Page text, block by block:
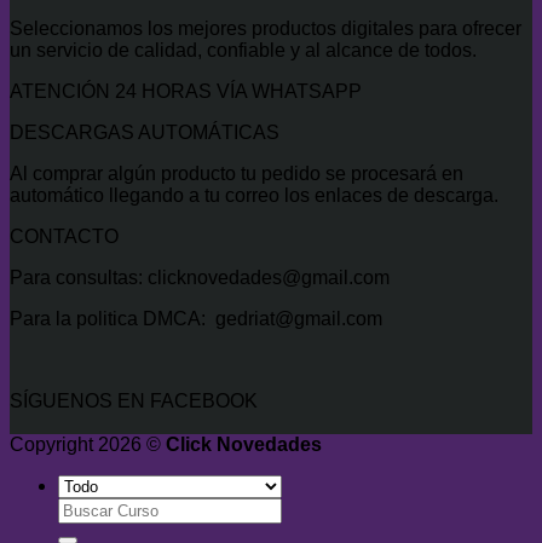
$500.00.$47.00.
Seleccionamos los mejores productos digitales para ofrecer
un servicio de calidad, confiable y al alcance de todos.
ATENCIÓN 24 HORAS VÍA WHATSAPP
DESCARGAS AUTOMÁTICAS
Al comprar algún producto tu pedido se procesará en
automático llegando a tu correo los enlaces de descarga.
CONTACTO
Para consultas: clicknovedades@gmail.com
Para la politica DMCA: gedriat@gmail.com
SÍGUENOS EN FACEBOOK
Copyright 2026 © Click Novedades
Buscar
por: